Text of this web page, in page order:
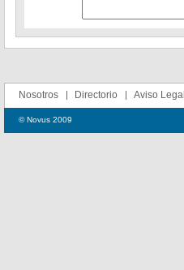
Nosotros Directorio Aviso Legal
© Novus 2009